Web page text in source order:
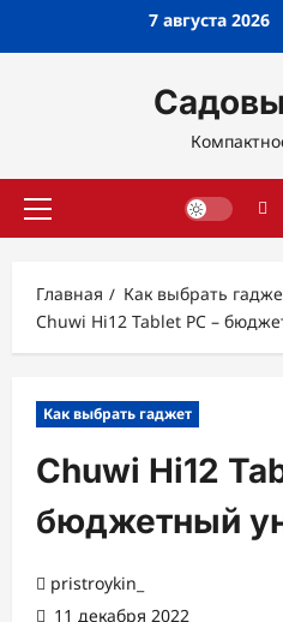
7 августа 2026
Основное
Главная
Как выбрать
Chuwi Hi12 Tablet PC –
Как выбрать гаджет
Chuwi Hi12
бюджетный
pristroykin_
11 декабря 2022